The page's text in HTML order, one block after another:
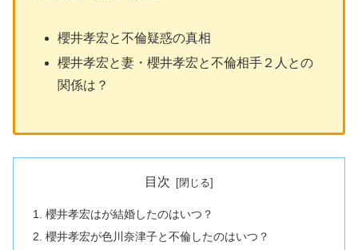
櫻井孝宏と不倫疑惑の真相
櫻井孝宏と妻・櫻井孝宏と不倫相手２人との
関係は？
目次
櫻井孝宏はが結婚したのはいつ？
櫻井孝宏が色川奈津子と不倫したのはいつ？